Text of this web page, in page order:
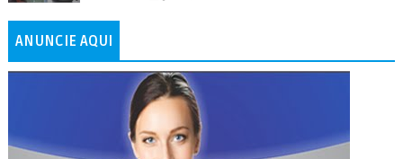
ANUNCIE AQUI